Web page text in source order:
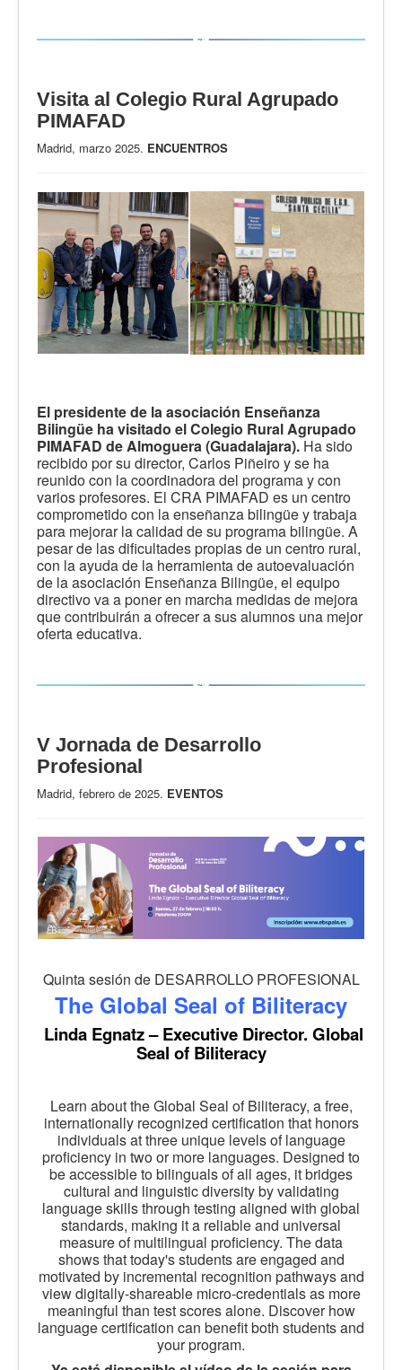
Visita al Colegio Rural Agrupado
PIMAFAD
Madrid, marzo 2025. ENCUENTROS
El presidente de la asociación Enseñanza
Bilingüe ha visitado el Colegio Rural Agrupado
PIMAFAD de Almoguera (Guadalajara). Ha sido
recibido por su director, Carlos Piñeiro y se ha
reunido con la coordinadora del programa y con
varios profesores. El CRA PIMAFAD es un centro
comprometido con la enseñanza bilingüe y trabaja
para mejorar la calidad de su programa bilingüe. A
pesar de las dificultades propias de un centro rural,
con la ayuda de la herramienta de autoevaluación
de la asociación Enseñanza Bilingüe, el equipo
directivo va a poner en marcha medidas de mejora
que contribuirán a ofrecer a sus alumnos una mejor
oferta educativa.
V Jornada de Desarrollo
Profesional
Madrid, febrero de 2025. EVENTOS
Quinta sesión de DESARROLLO PROFESIONAL
The Global Seal of Biliteracy
Linda Egnatz – Executive Director. Global
Seal of Biliteracy
Learn about the Global Seal of Biliteracy, a free,
internationally recognized certification that honors
individuals at three unique levels of language
proficiency in two or more languages. Designed to
be accessible to bilinguals of all ages, it bridges
cultural and linguistic diversity by validating
language skills through testing aligned with global
standards, making it a reliable and universal
measure of multilingual proficiency. The data
shows that today's students are engaged and
motivated by incremental recognition pathways and
view digitally-shareable micro-credentials as more
meaningful than test scores alone. Discover how
language certification can benefit both students and
your program.